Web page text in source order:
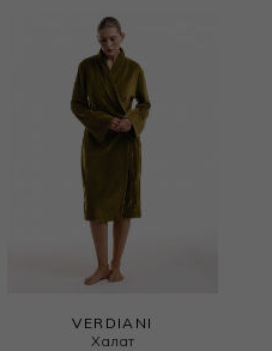
VERDIANI
Халат